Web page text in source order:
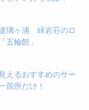
璃ヶ浦 緑岩荘のロ
五輪館」
えるおすすめのサー
箇所だけ！